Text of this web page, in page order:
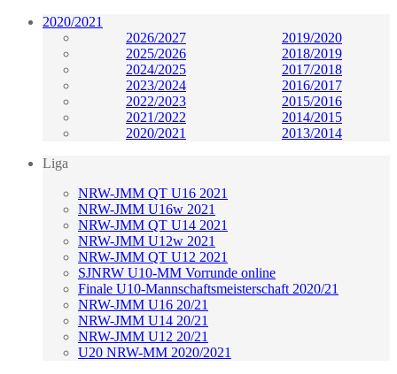
2020/2021
2026/2027
2019/2020
2025/2026
2018/2019
2024/2025
2017/2018
2023/2024
2016/2017
2022/2023
2015/2016
2021/2022
2014/2015
2020/2021
2013/2014
Liga
NRW-JMM QT U16 2021
NRW-JMM U16w 2021
NRW-JMM QT U14 2021
NRW-JMM U12w 2021
NRW-JMM QT U12 2021
SJNRW U10-MM Vorrunde online
Finale U10-Mannschaftsmeisterschaft 2020/21
NRW-JMM U16 20/21
NRW-JMM U14 20/21
NRW-JMM U12 20/21
U20 NRW-MM 2020/2021